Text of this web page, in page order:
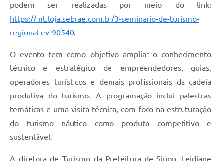
podem ser realizadas por meio do link:
https://mt.loja.sebrae.com.br/3-seminario-de-turismo-
regional-ev-90540.
O evento tem como objetivo ampliar o conhecimento
técnico e estratégico de empreendedores, guias,
operadores turísticos e demais profissionais da cadeia
produtiva do turismo. A programação inclui palestras
temáticas e uma visita técnica, com foco na estruturação
do turismo náutico como produto competitivo e
sustentável.
A diretora de Turismo da Prefeitura de Sinop, Leidiane